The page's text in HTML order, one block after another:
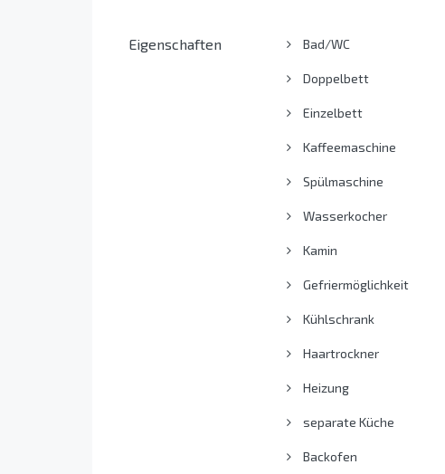
Eigenschaften Bad/WC
Doppelbett
Einzelbett
Kaffeemaschine
Spülmaschine
Wasserkocher
Kamin
Gefriermöglichkeit
Kühlschrank
Haartrockner
Heizung
separate Küche
Backofen